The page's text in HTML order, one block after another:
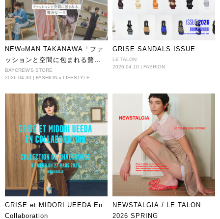
NEWoMAN TAKANAWA「ファ
ッションと空間に包まれる贅沢
な一日」
BAYCREW'S STORE
2026.04.30 | FASHION x LIFESTYLE
GRISE SANDALS ISSUE
LE TALON
2026.04.10 | FASHION
GRISE et MIDORI UEEDA En
Collaboration
NEWSTALGIA / LE TALON
2026 SPRING